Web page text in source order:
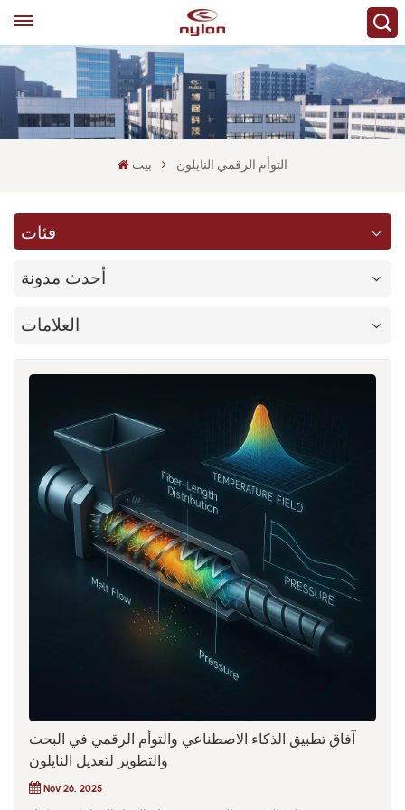
بيت التوأم الرقمي النايلون
فئات
أحدث مدونة
العلامات
آفاق تطبيق الذكاء الاصطناعي والتوأم الرقمي في البحث
والتطوير لتعديل النايلون
Nov 26, 2025